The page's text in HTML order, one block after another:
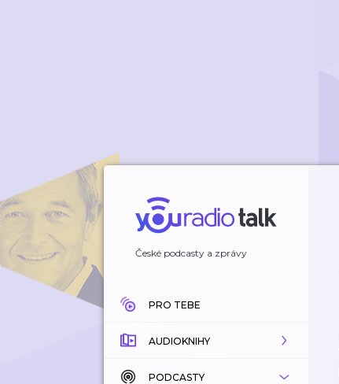
České podcasty a zprávy
PRO TEBE
AUDIOKNIHY
KATALOG
PODCASTY